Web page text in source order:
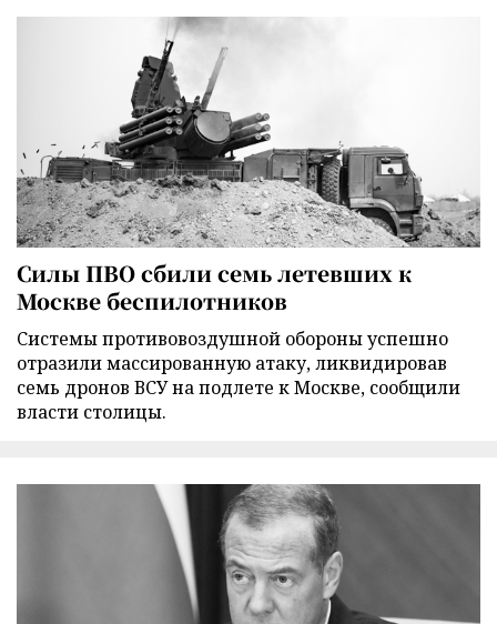
Силы ПВО сбили семь летевших к
Москве беспилотников
Cистемы противовоздушной обороны успешно
отразили массированную атаку, ликвидировав
семь дронов ВСУ на подлете к Москве, сообщили
власти столицы.